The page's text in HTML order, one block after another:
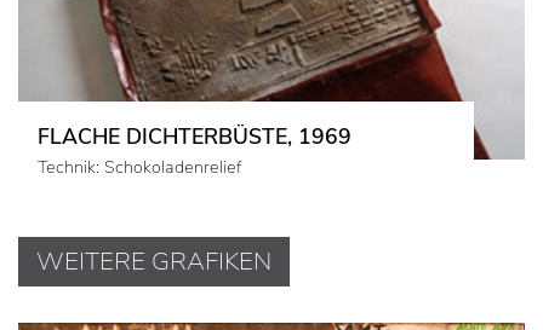
FLACHE DICHTERBÜSTE, 1969
Technik: Schokoladenrelief
WEITERE GRAFIKEN